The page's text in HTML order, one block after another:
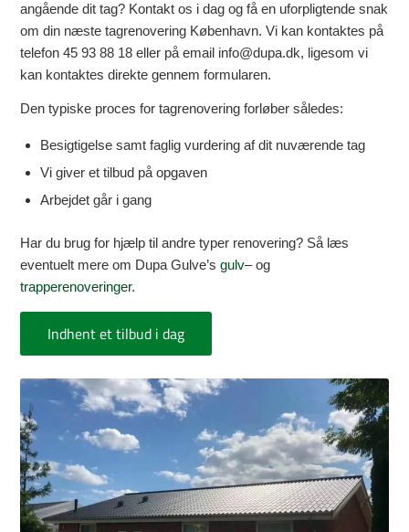
angående dit tag? Kontakt os i dag og få en uforpligtende snak
om din næste tagrenovering København. Vi kan kontaktes på
telefon 45 93 88 18 eller på email info@dupa.dk, ligesom vi
kan kontaktes direkte gennem formularen.
Den typiske proces for tagrenovering forløber således:
Besigtigelse samt faglig vurdering af dit nuværende tag
Vi giver et tilbud på opgaven
Arbejdet går i gang
Har du brug for hjælp til andre typer renovering? Så læs
eventuelt mere om Dupa Gulve’sgulv– og
trapperenoveringer.
Indhent et tilbud i dag